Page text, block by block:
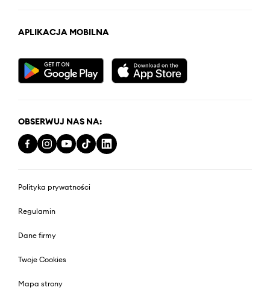
APLIKACJA MOBILNA
OBSERWUJ NAS NA:
Polityka prywatności
Regulamin
Dane firmy
Twoje Cookies
Mapa strony